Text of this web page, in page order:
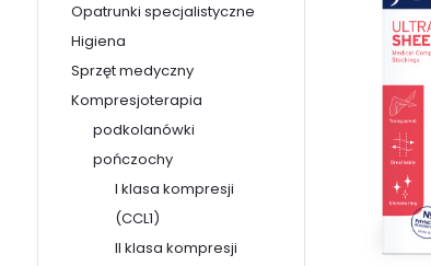
Opatrunki specjalistyczne
Higiena
Sprzęt medyczny
Kompresjoterapia
podkolanówki
pończochy
I klasa kompresji
(CCL1)
II klasa kompresji